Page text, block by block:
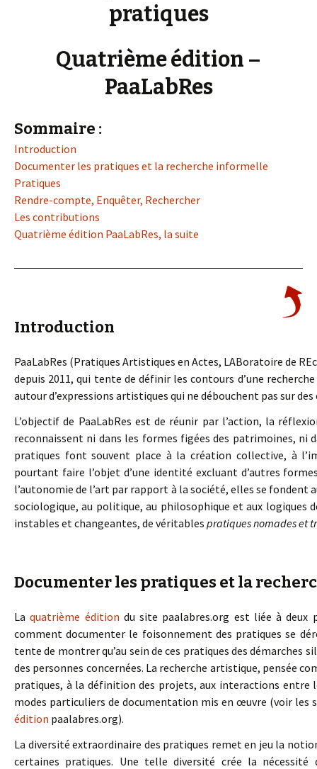
pratiques
Quatrième édition –
PaaLabRes
Sommaire :
Introduction
Documenter les pratiques et la recherche informelle
Pratiques
Rendre-compte, Enquêter, Rechercher
Les contributions
Quatrième édition PaaLabRes, la suite
Introduction
PaaLabRes (Pratiques Artistiques en Actes, LABoratoire de
depuis 2011, qui tente de définir les contours d’une
autour d’expressions artistiques qui ne débouchent pas sur
L’objectif de PaaLabRes est de réunir par l’action, la
reconnaissent ni dans les formes figées des patrimoines, ni
pratiques font souvent place à la création collective, à
pourtant faire l’objet d’une identité excluant d’autres
l’autonomie de l’art par rapport à la société, elles se fondent
sociologique, au politique, au philosophique et aux logiques
instables et changeantes, de véritables pratiques nomades et
Documenter les pratiques et la
Laquatrième édition du site paalabres.org est liée à deux
comment documenter le foisonnement des pratiques se
tente de montrer qu’au sein de ces pratiques des démarches
des personnes concernées. La recherche artistique, pensée
pratiques, à la définition des projets, aux interactions
modes particuliers de documentation mis en œuvre (voir les
édition paalabres.org).
La diversité extraordinaire des pratiques remet en jeu la
certaines pratiques. Une telle diversité crée la nécessité